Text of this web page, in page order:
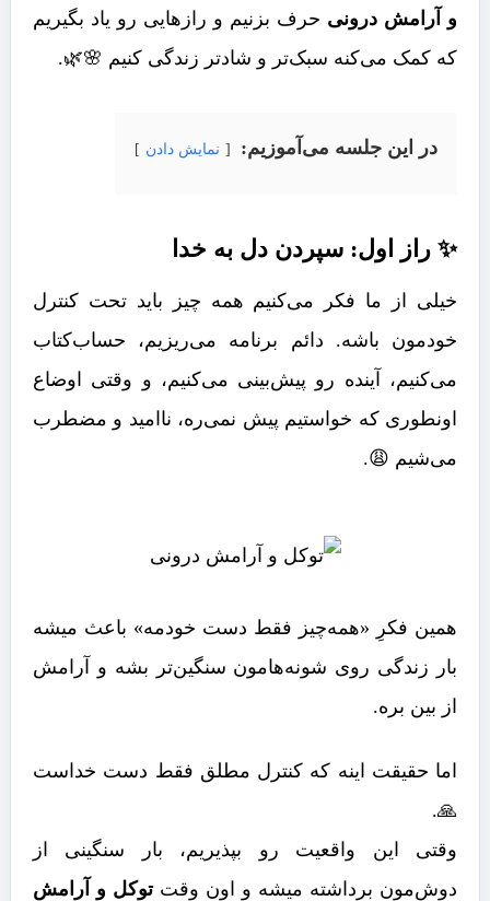
و آرامش درونی حرف بزنیم و رازهایی رو یاد بگیریم
که کمک می‌کنه سبک‌تر و شادتر زندگی کنیم 🌸🌿.
در این جلسه می‌آموزیم: نمایش دادن
✨ راز اول: سپردن دل به خدا
خیلی از ما فکر می‌کنیم همه چیز باید تحت کنترل
خودمون باشه. دائم برنامه می‌ریزیم، حساب‌کتاب
می‌کنیم، آینده رو پیش‌بینی می‌کنیم، و وقتی اوضاع
اونطوری که خواستیم پیش نمی‌ره، ناامید و مضطرب
می‌شیم 😩.
همین فکرِ «همه‌چیز فقط دست خودمه» باعث میشه
بار زندگی روی شونه‌هامون سنگین‌تر بشه و آرامش
از بین بره.
اما حقیقت اینه که کنترل مطلق فقط دست خداست
🙏.
وقتی این واقعیت رو بپذیریم، بار سنگینی از
دوش‌مون برداشته میشه و اون وقتتوکل و آرامش